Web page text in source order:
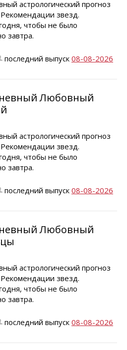
астрологический прогноз
звезд.
чтобы не было
завтра.
последний выпуск 08-08-2026
Любовный
астрологический прогноз
звезд.
чтобы не было
завтра.
последний выпуск 08-08-2026
Любовный
астрологический прогноз
звезд.
чтобы не было
завтра.
последний выпуск 08-08-2026